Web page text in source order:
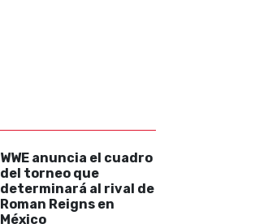
WWE anuncia el cuadro
del torneo que
determinará al rival de
Roman Reigns en
México